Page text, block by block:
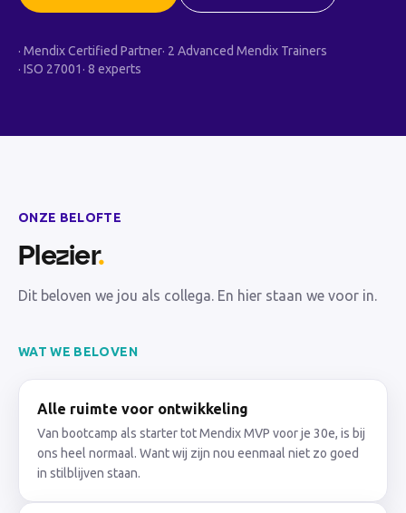
· Mendix Certified Partner· 2 Advanced Mendix Trainers
· ISO 27001 · 8 experts
ONZE BELOFTE
Plezier.
Dit beloven we jou als collega. En hier staan we voor in.
WAT WE BELOVEN
Alle ruimte voor ontwikkeling
Van bootcamp als starter tot Mendix MVP voor je 30e, is bij
ons heel normaal. Want wij zijn nou eenmaal niet zo goed
in stilblijven staan.